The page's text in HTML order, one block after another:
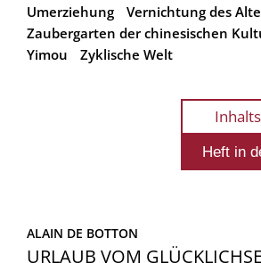
Umerziehung
Vernichtung des
Zaubergarten der chinesischen
Yimou
Zyklische Welt
ALAIN DE BOTTON
URLAUB VOM